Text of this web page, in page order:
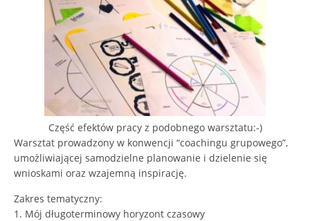
Część efektów pracy z podobnego warsztatu:-)
Warsztat prowadzony w konwencji “coachingu grupowego”,
umożliwiającej samodzielne planowanie i dzielenie się
wnioskami oraz wzajemną inspirację.
Zakres tematyczny:
1. Mój długoterminowy horyzont czasowy